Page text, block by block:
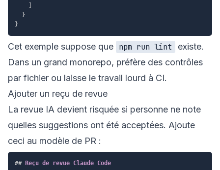
}
}
Cet exemple suppose que npm run lint
existe.
Dans un grand monorepo, préfère des contrôles
par fichier ou laisse le travail lourd à CI.
Ajouter un reçu de revue
La revue IA devient risquée si personne ne note
quelles suggestions ont été acceptées. Ajoute
ceci au modèle de PR :
## Reçu de revue Claude Code